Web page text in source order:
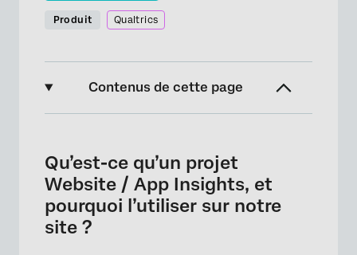
Produit Qualtrics
Contenus de cette page
Est-ce sécurisé ?
Où puis-je trouver le code de déploiement du
projet ?
Qu’est-ce qu’un projet
Website / App Insights, et
pourquoi l’utiliser sur notre
site ?